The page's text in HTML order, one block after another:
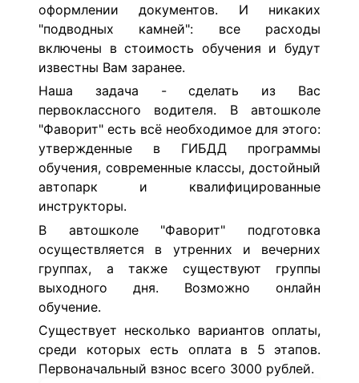
оформлении документов. И никаких
"подводных камней": все расходы
включены в стоимость обучения и будут
известны Вам заранее.
Наша задача - сделать из Вас
первоклассного водителя. В автошколе
"Фаворит" есть всё необходимое для этого:
утвержденные в ГИБДД программы
обучения, современные классы, достойный
автопарк и квалифицированные
инструкторы.
В автошколе "Фаворит" подготовка
осуществляется в утренних и вечерних
группах, а также существуют группы
выходного дня. Возможно онлайн
обучение.
Существует несколько вариантов оплаты,
среди которых есть оплата в 5 этапов.
Первоначальный взнос всего 3000 рублей.